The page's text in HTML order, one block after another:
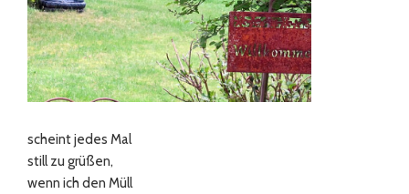
scheint jedes Mal
still zu grüßen,
wenn ich den Müll